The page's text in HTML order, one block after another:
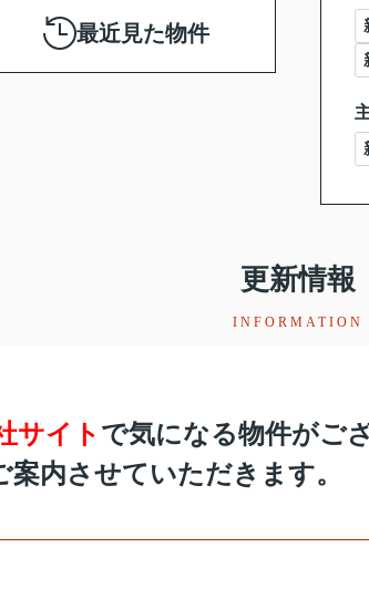
最近見た物件
更新情報
INFORMATION
サイト で気になる物件がご
内させていただきます。